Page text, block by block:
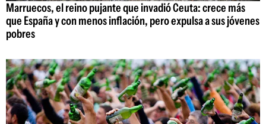
Marruecos, el reino pujante que invadió Ceuta: crece más
que España y con menos inflación, pero expulsa a sus jóvenes
pobres